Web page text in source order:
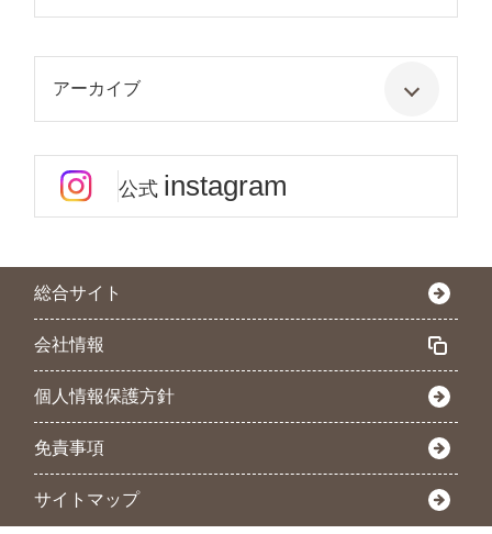
アーカイブ
公式 instagram
総合サイト
会社情報
個人情報保護方針
免責事項
サイトマップ